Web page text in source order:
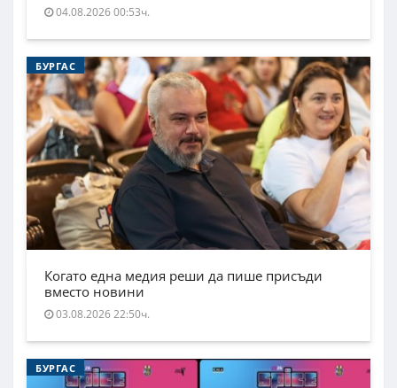
04.08.2026 00:53ч.
БУРГАС
Когато една медия реши да пише присъди
вместо новини
03.08.2026 22:50ч.
БУРГАС